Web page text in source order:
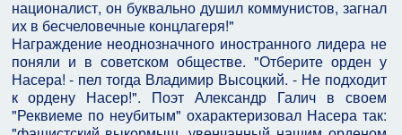
националист, он буквально душил коммунистов, загнал
их в бесчеловечные концлагеря!"
Награждение неоднозначного иностранного лидера не
поняли и в советском обществе. "Отберите орден у
Насера! - пел тогда Владимир Высоцкий. - Не подходит
к ордену Насер!". Поэт Александр Галич в своем
"Реквиеме по неубитым" охарактеризовал Насера так: